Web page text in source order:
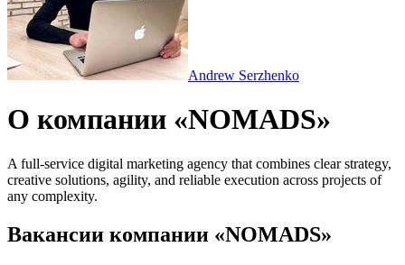
Andrew Serzhenko
О компании «NOMADS»
A full-service digital marketing agency that combines clear strategy,
creative solutions, agility, and reliable execution across projects of
any complexity.
Вакансии компании «NOMADS»